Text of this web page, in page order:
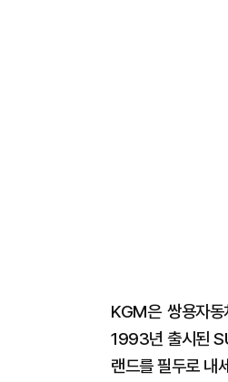
KGM은 쌍용자
1993년 출시된
랜드를 필두로 내